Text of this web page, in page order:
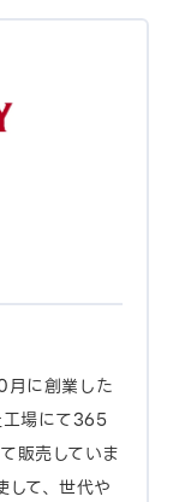
に創業した
工場にて365
販売していま
して、世代や